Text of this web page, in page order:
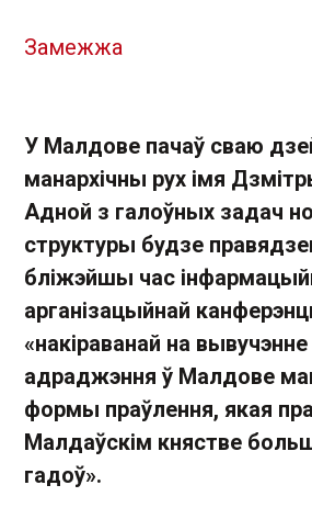
Замежжа
У Малдове пачаў сваю
манархічны рух імя
Адной з галоўных задач
структуры будзе
бліжэйшы час
арганізацыйнай
«накіраванай на
адраджэння ў Малдове
формы праўлення, якая
Малдаўскім княстве
гадоў».